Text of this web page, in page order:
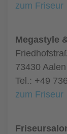
zum Friseur
Megastyle
73430 Aalen
Tel.: +49
zum Friseur